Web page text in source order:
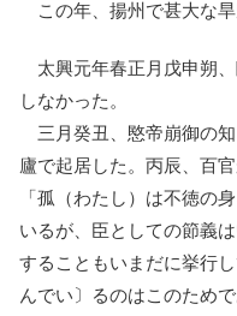
この年、揚州で甚大な旱
太興元年春正月戊申朔
しなかった。
三月癸丑、愍帝崩御の
廬で起居した。丙辰、百
「孤（わたし）は不徳の
いるが、臣としての節義
することもいまだに挙行
んでい〕るのはこのため